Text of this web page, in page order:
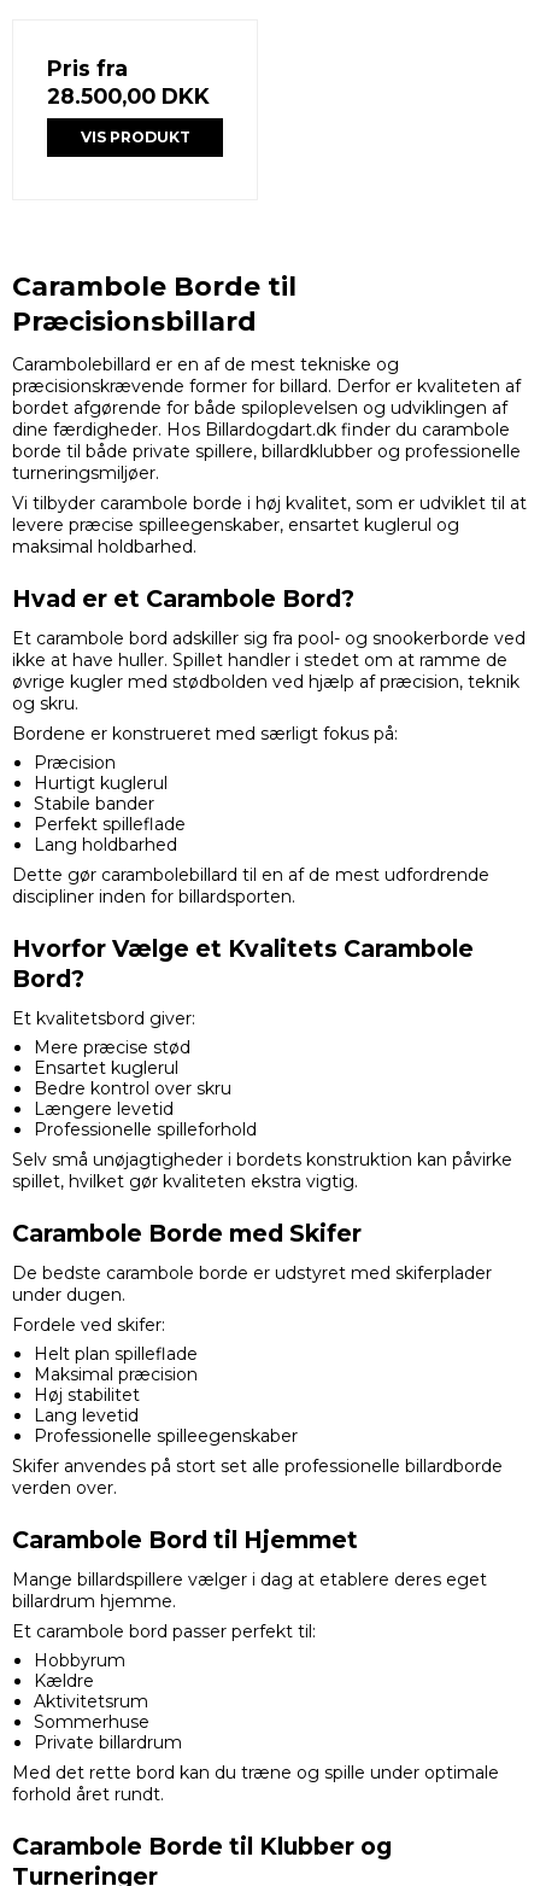
Pris fra
28.500,00 DKK
VIS PRODUKT
Carambole Borde til
Præcisionsbillard
Carambolebillard er en af de mest tekniske og
præcisionskrævende former for billard. Derfor er kvaliteten af
bordet afgørende for både spiloplevelsen og udviklingen af
dine færdigheder. Hos Billardogdart.dk finder du carambole
borde til både private spillere, billardklubber og professionelle
turneringsmiljøer.
Vi tilbyder carambole borde i høj kvalitet, som er udviklet til at
levere præcise spilleegenskaber, ensartet kuglerul og
maksimal holdbarhed.
Hvad er et Carambole Bord?
Et carambole bord adskiller sig fra pool- og snookerborde ved
ikke at have huller. Spillet handler i stedet om at ramme de
øvrige kugler med stødbolden ved hjælp af præcision, teknik
og skru.
Bordene er konstrueret med særligt fokus på:
Præcision
Hurtigt kuglerul
Stabile bander
Perfekt spilleflade
Lang holdbarhed
Dette gør carambolebillard til en af de mest udfordrende
discipliner inden for billardsporten.
Hvorfor Vælge et Kvalitets Carambole
Bord?
Et kvalitetsbord giver:
Mere præcise stød
Ensartet kuglerul
Bedre kontrol over skru
Længere levetid
Professionelle spilleforhold
Selv små unøjagtigheder i bordets konstruktion kan påvirke
spillet, hvilket gør kvaliteten ekstra vigtig.
Carambole Borde med Skifer
De bedste carambole borde er udstyret med skiferplader
under dugen.
Fordele ved skifer:
Helt plan spilleflade
Maksimal præcision
Høj stabilitet
Lang levetid
Professionelle spilleegenskaber
Skifer anvendes på stort set alle professionelle billardborde
verden over.
Carambole Bord til Hjemmet
Mange billardspillere vælger i dag at etablere deres eget
billardrum hjemme.
Et carambole bord passer perfekt til:
Hobbyrum
Kældre
Aktivitetsrum
Sommerhuse
Private billardrum
Med det rette bord kan du træne og spille under optimale
forhold året rundt.
Carambole Borde til Klubber og
Turneringer